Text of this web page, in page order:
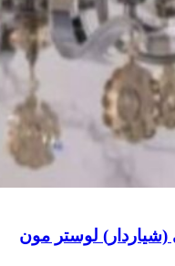
(شیاردار) لوستر مون